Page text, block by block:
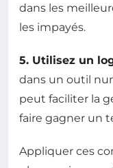
dans les
les impayés.
5. Utilisez un
dans un outil
peut faciliter la
faire gagner un
Appliquer ces